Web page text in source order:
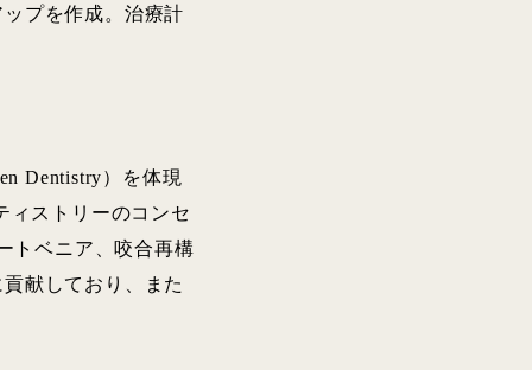
プを作成。治療計
Dentistry）を体現
ィストリーのコンセ
トベニア、咬合再構
献しており、また